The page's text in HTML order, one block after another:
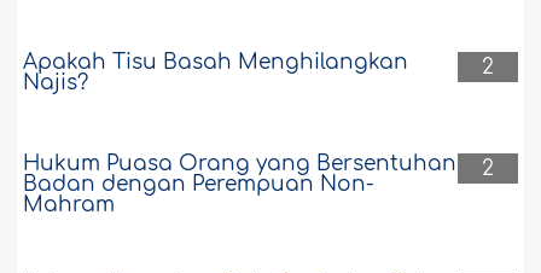
2
Apakah Tisu Basah Menghilangkan
Najis?
2
Hukum Puasa Orang yang Bersentuhan
Badan dengan Perempuan Non-
Mahram